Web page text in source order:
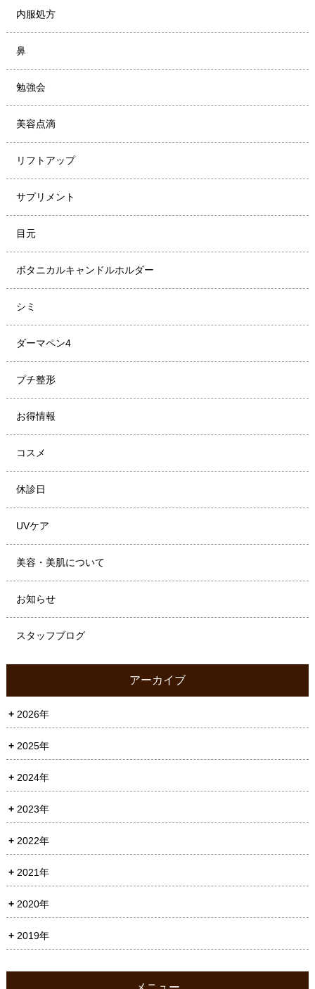
内服処方
鼻
勉強会
美容点滴
リフトアップ
サプリメント
目元
ボタニカルキャンドルホルダー
シミ
ダーマペン4
プチ整形
お得情報
コスメ
休診日
UVケア
美容・美肌について
お知らせ
スタッフブログ
アーカイブ
2026年
2025年
2024年
2023年
2022年
2021年
2020年
2019年